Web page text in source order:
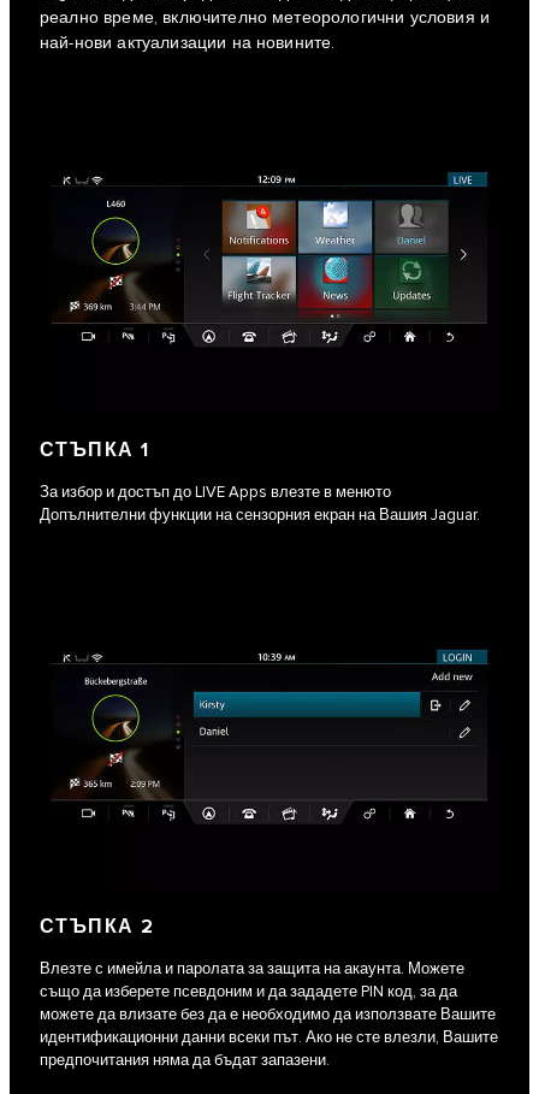
реално време, включително метеорологични условия и
най-нови актуализации на новините.
СТЪПКА 1
За избор и достъп до LIVE Apps влезте в менюто
Допълнителни функции на сензорния екран на Вашия Jaguar.
СТЪПКА 2
Влезте с имейла и паролата за защита на акаунта. Можете
също да изберете псевдоним и да зададете PIN код, за да
можете да влизате без да е необходимо да използвате Вашите
идентификационни данни всеки път. Ако не сте влезли, Вашите
предпочитания няма да бъдат запазени.